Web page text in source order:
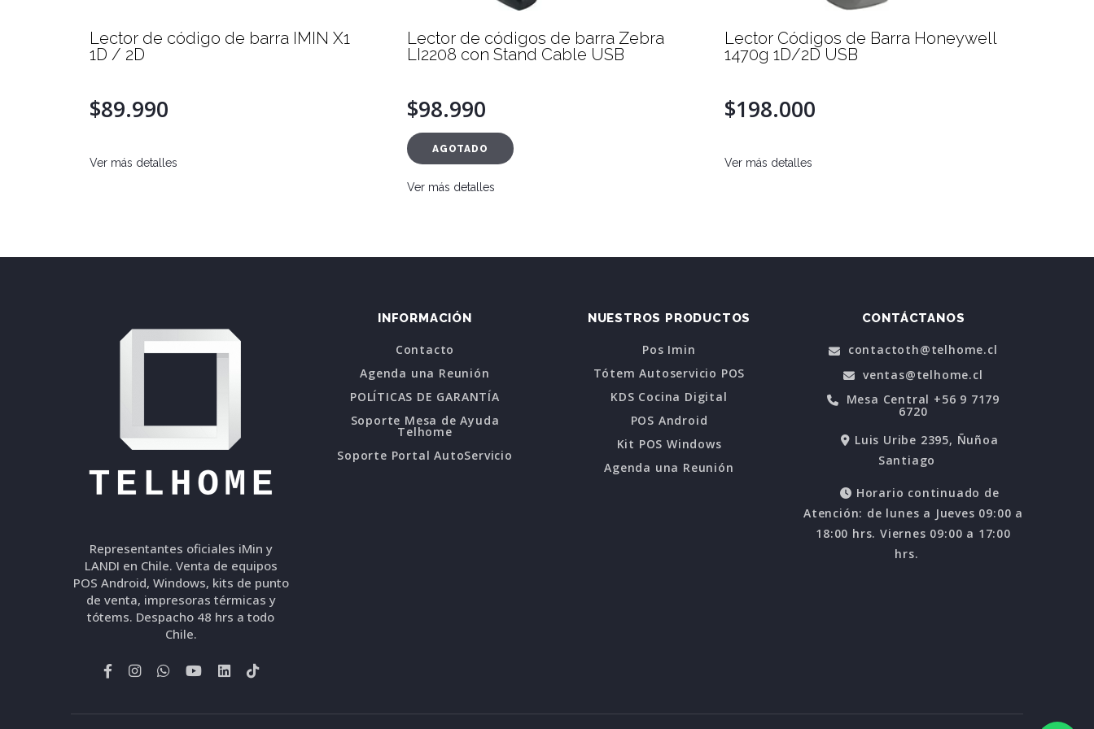
Lector de código de barra IMIN X1
1D / 2D
$89.990
Ver más detalles
Lector de códigos de barra Zebra
LI2208 con Stand Cable USB
$98.990
AGOTADO
Ver más detalles
Lector Códigos de Barra Honeywell
1470g 1D/2D USB
$198.000
Ver más detalles
Representantes oficiales iMin y
LANDI en Chile. Venta de equipos
POS Android, Windows, kits de punto
de venta, impresoras térmicas y
tótems. Despacho 48 hrs a todo
Chile.
INFORMACIÓN
Contacto
Agenda una Reunión
POLÍTICAS DE GARANTÍA
Soporte Mesa de Ayuda
Telhome
Soporte Portal AutoServicio
NUESTROS PRODUCTOS
Pos Imin
Tótem Autoservicio POS
KDS Cocina Digital
POS Android
Kit POS Windows
Agenda una Reunión
CONTÁCTANOS
contactoth@telhome.cl
ventas@telhome.cl
Mesa Central +56 9 7179
6720
Luis Uribe 2395, Ñuñoa
Santiago
Horario continuado de
Atención: de lunes a Jueves 09:00 a
18:00 hrs. Viernes 09:00 a 17:00
hrs.